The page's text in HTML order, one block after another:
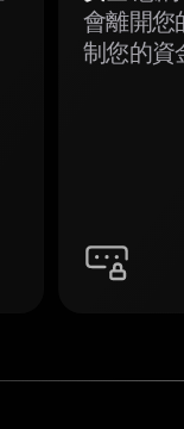
會離開您
制您的資